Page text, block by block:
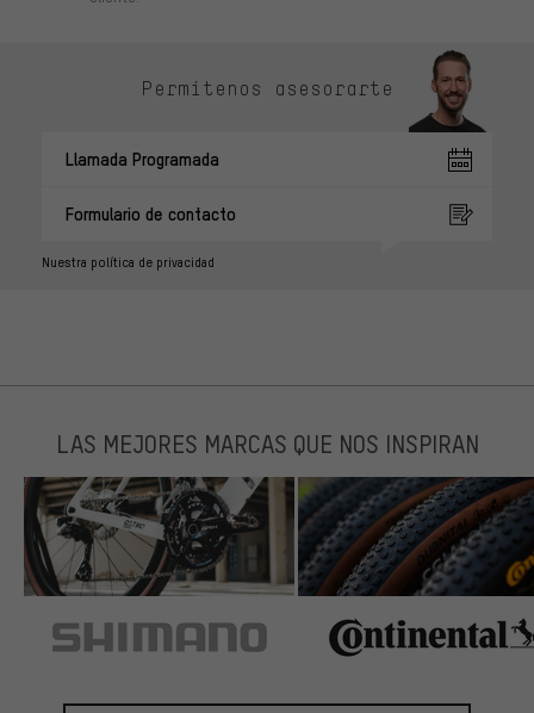
Permítenos asesorarte
Llamada Programada
Formulario de contacto
Nuestra política de privacidad
LAS MEJORES MARCAS QUE NOS INSPIRAN